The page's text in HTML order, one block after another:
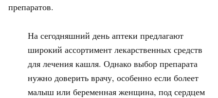
препаратов.
На сегодняшний день аптеки предлагают
широкий ассортимент лекарственных средств
для лечения кашля. Однако выбор препарата
нужно доверить врачу, особенно если болеет
малыш или беременная женщина, под сердцем